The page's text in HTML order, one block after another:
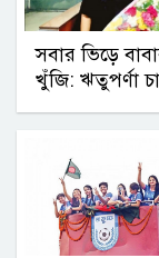
সবার ভিড়ে
খুঁজি: ঋতুপর্ণা